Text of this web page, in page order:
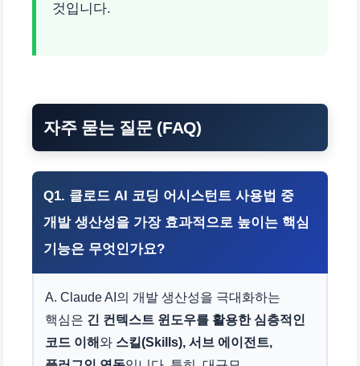
것입니다.
자주 묻는 질문 (FAQ)
Q1. 클로드 AI 코딩 어시스턴트 사용법 중
개발 생산성을 가장 효과적으로 높이는 핵심
기능은 무엇인가요?
A. Claude AI의 개발 생산성을 극대화하는
핵심은 긴 컨텍스트 윈도우를 활용한 심층적인
코드 이해 와 스킬(Skills), 서브 에이전트,